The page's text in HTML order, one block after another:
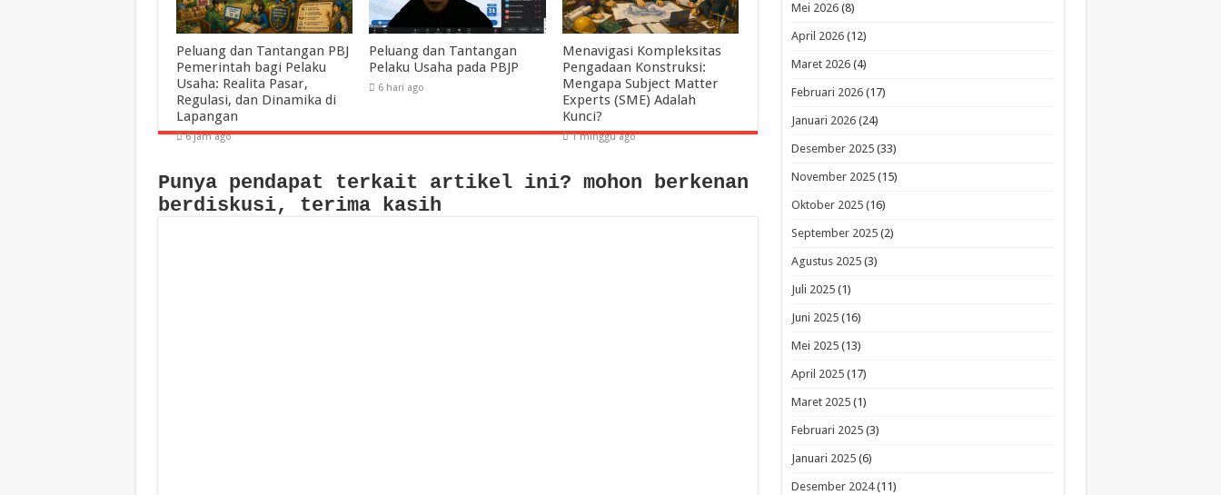
Peluang dan Tantangan PBJ
Pemerintah bagi Pelaku
Usaha: Realita Pasar,
Regulasi, dan Dinamika di
Lapangan
6 jam ago
Peluang dan Tantangan
Pelaku Usaha pada PBJP
6 hari ago
Menavigasi Kompleksitas
Pengadaan Konstruksi:
Mengapa Subject Matter
Experts (SME) Adalah
Kunci?
1 minggu ago
Punya pendapat terkait artikel ini? mohon berkenan
berdiskusi, terima kasih
Mei 2026(8)
April 2026(12)
Maret 2026(4)
Februari 2026(17)
Januari 2026(24)
Desember 2025(33)
November 2025(15)
Oktober 2025(16)
September 2025(2)
Agustus 2025(3)
Juli 2025(1)
Juni 2025(16)
Mei 2025(13)
April 2025(17)
Maret 2025(1)
Februari 2025(3)
Januari 2025(6)
Desember 2024(11)